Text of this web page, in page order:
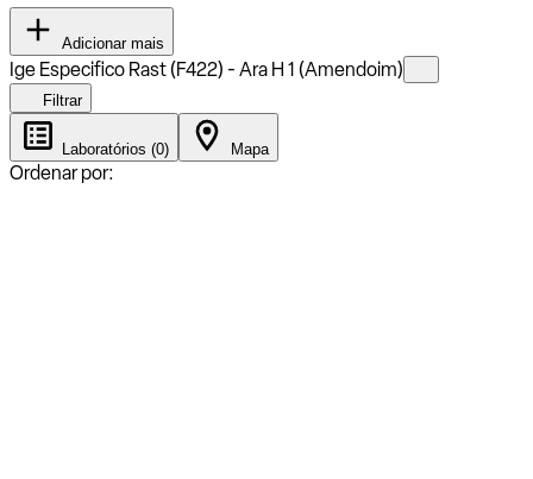
Adicionar mais
Ige Especifico Rast (F422) - Ara H 1 (Amendoim)
Filtrar
Laboratórios (0) Mapa
Ordenar por: